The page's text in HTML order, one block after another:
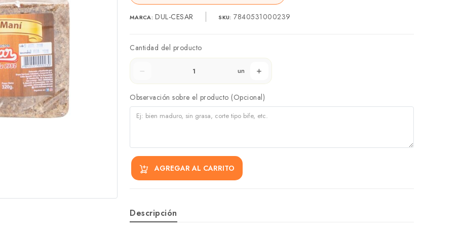
MARCA: DUL-CESAR SKU: 7840531000239
Cantidad del producto
un
Observación sobre el producto (Opcional)
AGREGAR AL CARRITO
Descripción